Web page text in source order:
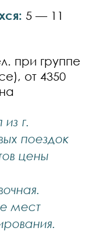
5 — 11
при группе
от 4350
г.
поездок
цены
мест